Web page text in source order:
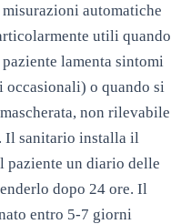
automatiche
utili quando
lamenta sintomi
o quando si
non rilevabile
Il sanitario installa il
un diario delle
dopo 24 ore. Il
entro 5-7 giorni